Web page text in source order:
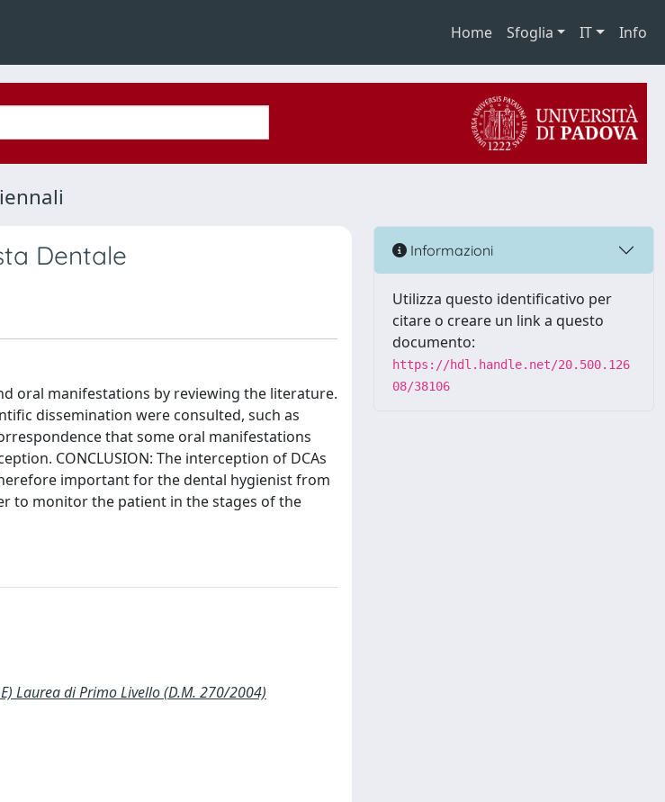
Home Sfoglia IT Info
Dentale
oral manifestations by reviewing the literature.
dissemination were consulted, such as
that some oral manifestations
CONCLUSION: The interception of DCAs
important for the dental hygienist from
to monitor the patient in the stages of the
Laurea di Primo Livello (D.M. 270/2004)
Informazioni
Utilizza questo identificativo per
citare o creare un link a questo
documento:
https://hdl.handle.net/20.500.126
08/38106